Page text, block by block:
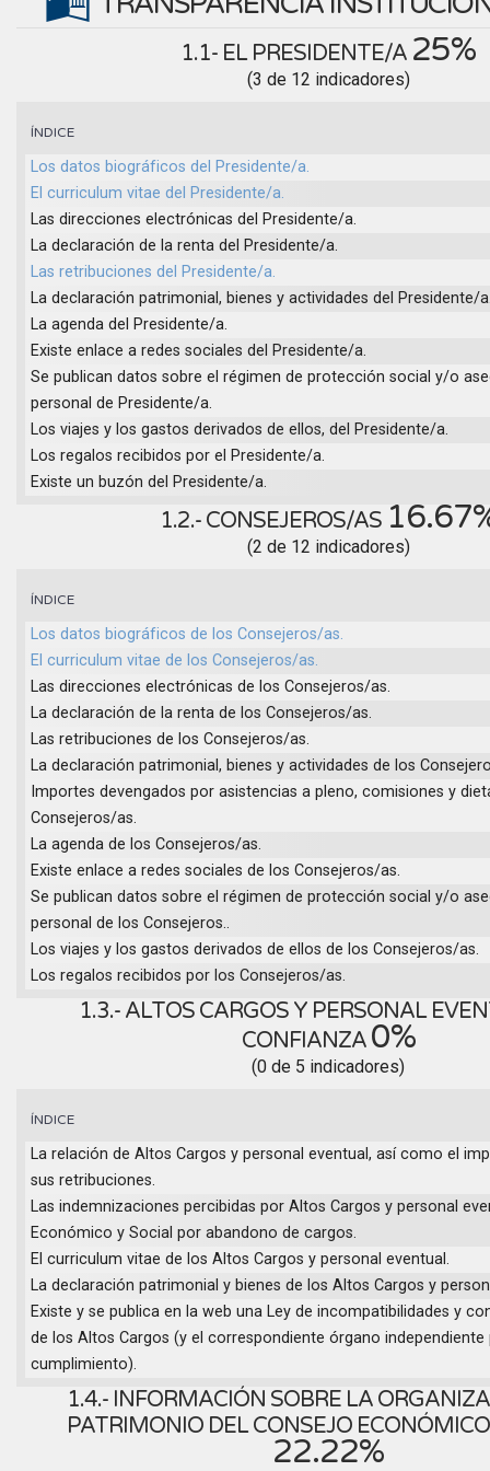
1.1- EL PRESIDENTE/A 25%
(3 de 12 indicadores)
ÍNDICE
Los datos biográficos del Presidente/a.
El curriculum vitae del Presidente/a.
Las direcciones electrónicas del Presidente/a.
La declaración de la renta del Presidente/a.
Las retribuciones del Presidente/a.
La declaración patrimonial, bienes y actividades del Presidente/
La agenda del Presidente/a.
Existe enlace a redes sociales del Presidente/a.
Se publican datos sobre el régimen de protección social y/o
personal de Presidente/a.
Los viajes y los gastos derivados de ellos, del Presidente/a.
Los regalos recibidos por el Presidente/a.
Existe un buzón del Presidente/a.
1.2.- CONSEJEROS/AS
(2 de 12 indicadores)
ÍNDICE
Los datos biográficos de los Consejeros/as.
El curriculum vitae de los Consejeros/as.
Las direcciones electrónicas de los Consejeros/as.
La declaración de la renta de los Consejeros/as.
Las retribuciones de los Consejeros/as.
La declaración patrimonial, bienes y actividades de los
Importes devengados por asistencias a pleno, comisiones y
Consejeros/as.
La agenda de los Consejeros/as.
Existe enlace a redes sociales de los Consejeros/as.
Se publican datos sobre el régimen de protección social y/o
personal de los Consejeros..
Los viajes y los gastos derivados de ellos de los Consejeros/as.
Los regalos recibidos por los Consejeros/as.
1.3.- ALTOS CARGOS Y PERSONAL
CONFIANZA 0%
(0 de 5 indicadores)
ÍNDICE
La relación de Altos Cargos y personal eventual, así como el
sus retribuciones.
Las indemnizaciones percibidas por Altos Cargos y personal
Económico y Social por abandono de cargos.
El curriculum vitae de los Altos Cargos y personal eventual.
La declaración patrimonial y bienes de los Altos Cargos y
Existe y se publica en la web una Ley de incompatibilidades y
de los Altos Cargos (y el correspondiente órgano
cumplimiento).
1.4.- INFORMACIÓN SOBRE LA
PATRIMONIO DEL CONSEJO
22.22%